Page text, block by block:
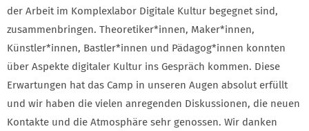
der Arbeit im Komplexlabor Digitale Kultur begegnet sind,
zusammenbringen. Theoretiker*innen, Maker*innen,
Künstler*innen, Bastler*innen und Pädagog*innen konnten
über Aspekte digitaler Kultur ins Gespräch kommen. Diese
Erwartungen hat das Camp in unseren Augen absolut erfüllt
und wir haben die vielen anregenden Diskussionen, die neuen
Kontakte und die Atmosphäre sehr genossen. Wir danken